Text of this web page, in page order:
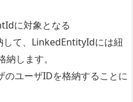
に対象となる
て、LinkedEntityIdには紐
します。
ユーザIDを格納することに